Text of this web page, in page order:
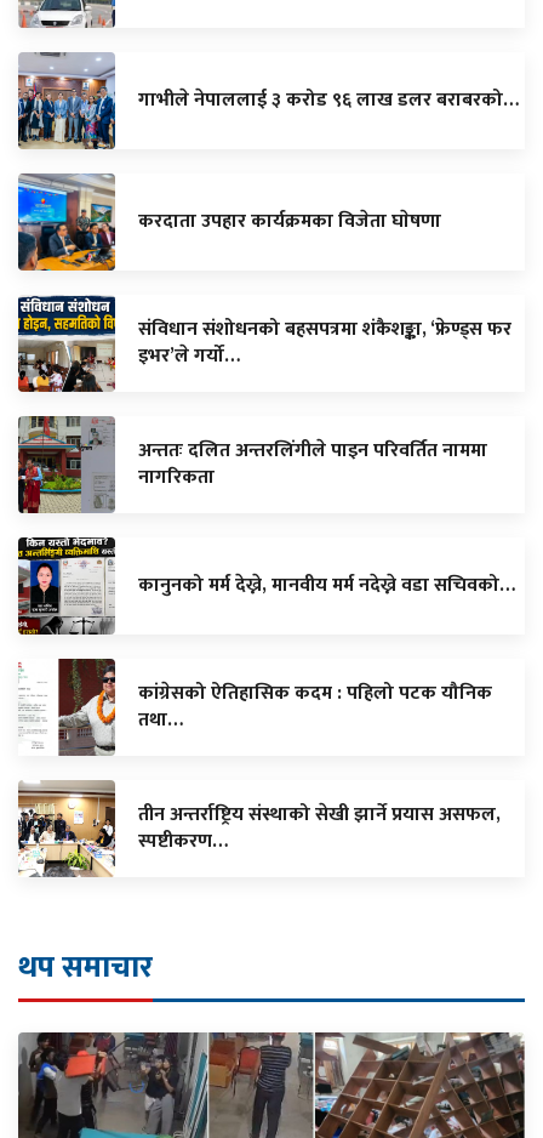
गाभीले नेपाललाई ३ करोड ९६ लाख डलर बराबरको…
करदाता उपहार कार्यक्रमका विजेता घाेषणा
संविधान संशोधनको बहसपत्रमा शंकैशङ्का, ‘फ्रेण्ड्स फर
इभर’ले गर्यो…
अन्ततः दलित अन्तरलिंगीले पाइन परिवर्तित नाममा
नागरिकता
कानुनको मर्म देख्ने, मानवीय मर्म नदेख्ने वडा सचिवको…
कांग्रेसको ऐतिहासिक कदम : पहिलो पटक यौनिक
तथा…
तीन अन्तर्राष्ट्रिय संस्थाको सेखी झार्ने प्रयास असफल,
स्पष्टीकरण…
थप समाचार